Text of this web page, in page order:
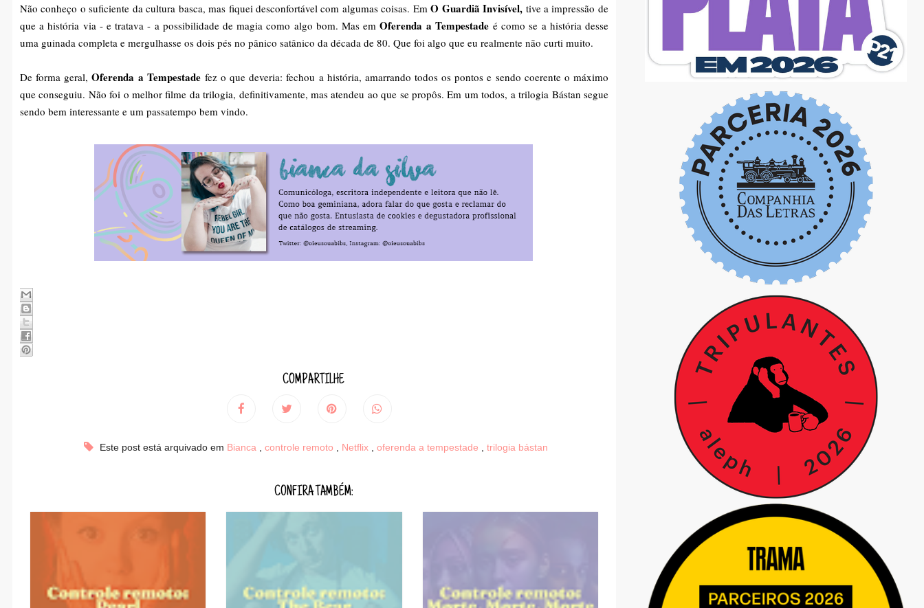
Não conheço o suficiente da cultura basca, mas fiquei desconfortável com algumas coisas. EmO Guardiã Invisível, tive a impressão de
que a história via - e tratava - a possibilidade de magia como algo bom. Mas emOferenda a Tempestadeé como se a história desse
uma guinada completa e mergulhasse os dois pés no pânico satânico da década de 80. Que foi algo que eu realmente não curti muito.
De forma geral,Oferenda a Tempestadefez o que deveria: fechou a história, amarrando todos os pontos e sendo coerente o máximo
que conseguiu. Não foi o melhor filme da trilogia, definitivamente, mas atendeu ao que se propôs. Em um todos, a trilogia Bástan segue
sendo bem interessante e um passatempo bem vindo.
COMPARTILHE
Este post está arquivado em Bianca , controle remoto , Netflix , oferenda a tempestade , trilogia bástan
CONFIRA TAMBÉM: